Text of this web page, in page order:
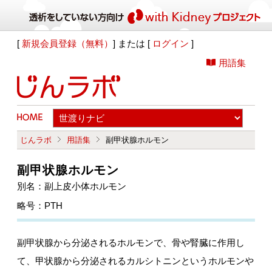
[ 新規会員登録（無料）] または [ ログイン ]
用語集
じんラボ 用語集 副甲状腺ホルモン
副甲状腺ホルモン
別名：副上皮小体ホルモン
略号：PTH
副甲状腺から分泌されるホルモンで、骨や腎臓に作用し
て、甲状腺から分泌されるカルシトニンというホルモンや